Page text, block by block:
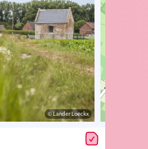
© Lander Loeckx
© Lander Loeckx